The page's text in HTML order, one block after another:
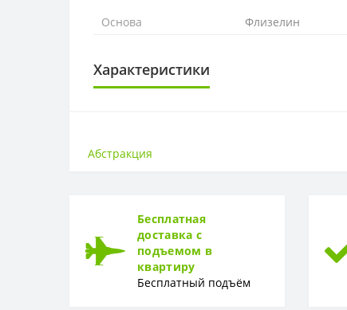
Основа Флизелин
Характеристики
Рулон
Абстракция
Бесплатная
доставка с
подъемом в
квартиру
Бесплатный подъём